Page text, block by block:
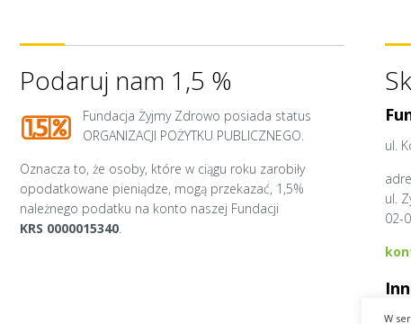
Podaruj nam 1,5 %
Fundacja Żyjmy Zdrowo posiada status
ORGANIZACJI POŻYTKU PUBLICZNEGO.
Oznacza to, że osoby, które w ciągu roku zarobiły
opodatkowane pieniądze, mogą przekazać, 1,5%
należnego podatku na konto naszej Fundacji
KRS 0000015340.
ul.
ul.
02-
W